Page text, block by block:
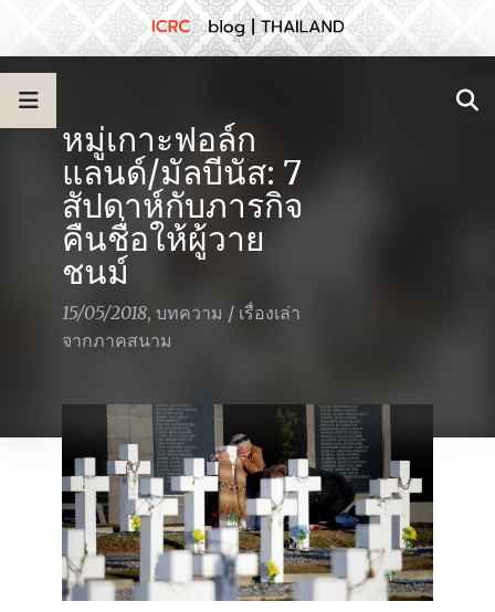
หมู่เกาะฟอล์ก
แลนด์/มัลบีนัส: 7
สัปดาห์กับภารกิจ
คืนชื่อให้ผู้วาย
ชนม์
15/05/2018, บทความ / เรื่องเล่า
จากภาคสนาม